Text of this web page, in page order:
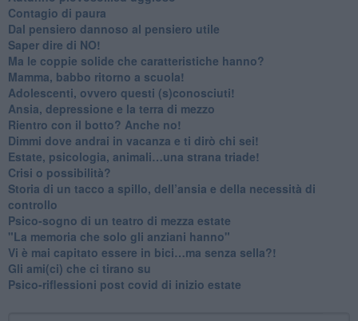
​Contagio di paura
​Dal pensiero dannoso al pensiero utile
​Saper dire di NO!
​Ma le coppie solide che caratteristiche hanno?
​Mamma, babbo ritorno a scuola!
Adolescenti, ovvero questi (s)conosciuti!
Ansia, depressione e la terra di mezzo
​Rientro con il botto? Anche no!
Dimmi dove andrai in vacanza e ti dirò chi sei!
​Estate, psicologia, animali…una strana triade!
​Crisi o possibilità?
​Storia di un tacco a spillo, dell’ansia e della necessità di
controllo
​Psico-sogno di un teatro di mezza estate
"La memoria che solo gli anziani hanno"
​Vi è mai capitato essere in bici…ma senza sella?!
​Gli ami(ci) che ci tirano su
Psico-riflessioni post covid di inizio estate